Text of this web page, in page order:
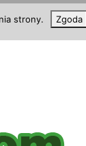
strony. Zgoda